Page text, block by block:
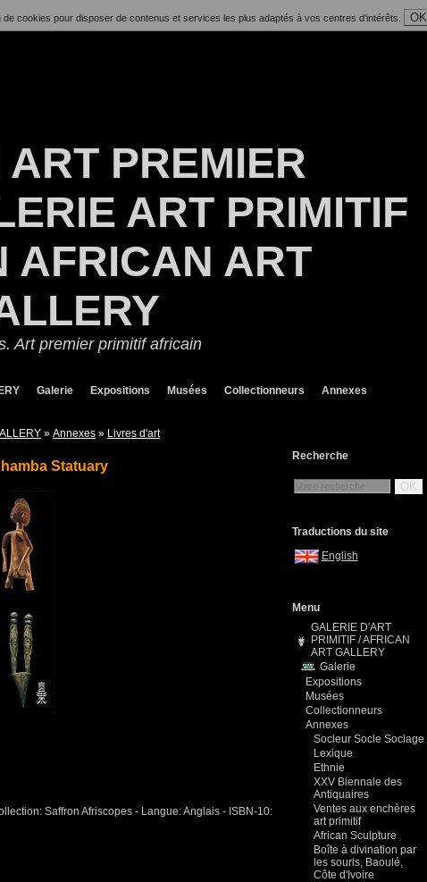
cookies pour disposer de contenus et services les plus adaptés à vos centres d'intérêts. OK
PREMIER
ART PRIMITIF
AFRICAN ART
Art premier primitif africain
Galerie Expositions Musées Collectionneurs Annexes
» Annexes » Livres d'art
Statuary
Saffron Afriscopes - Langue: Anglais - ISBN-10:
Recherche
OK
Traductions du site
English
Menu
GALERIE D'ART
PRIMITIF / AFRICAN
ART GALLERY
Galerie
Expositions
Musées
Collectionneurs
Annexes
Socleur Socle Soclage
Lexique
Ethnie
XXV Biennale des
Antiquaires
Ventes aux enchères
art primitif
African Sculpture
Boîte à divination par
les souris, Baoulé,
Côte d'Ivoire